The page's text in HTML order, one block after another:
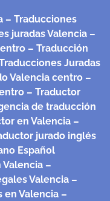
– Traducciones
juradas Valencia –
– Traducción
Juradas
Valencia centro –
– Traductor
de traducción
en Valencia –
jurado inglés
Español
Valencia –
Valencia –
en Valencia –